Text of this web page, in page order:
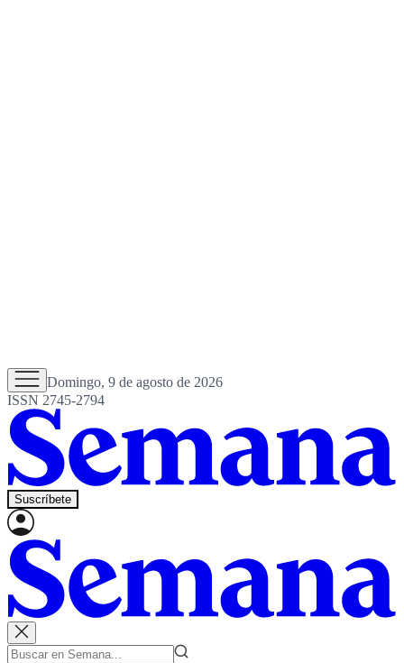
Domingo, 9 de agosto de 2026
ISSN 2745-2794
Suscríbete